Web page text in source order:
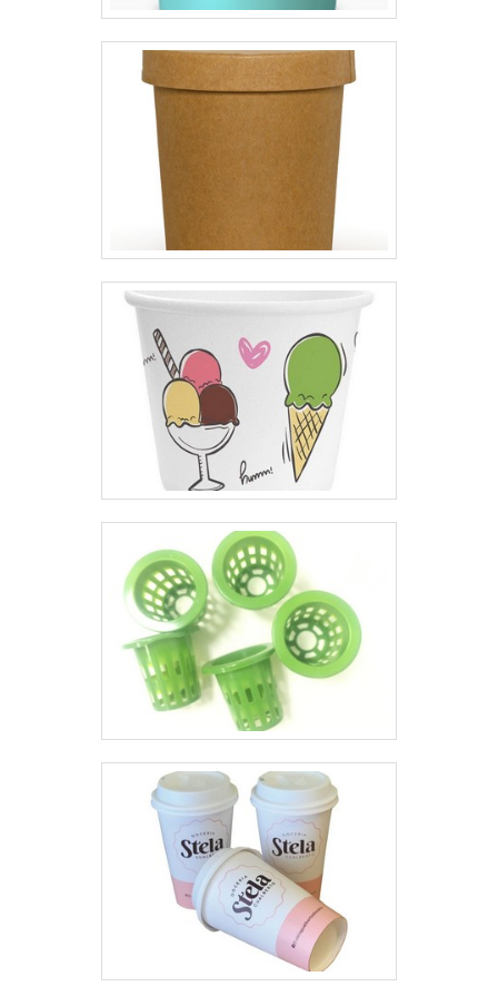
profissionais com vasta
experiência na área de atuação,
garantem uma entrega de
excelência de ponta a ponta.